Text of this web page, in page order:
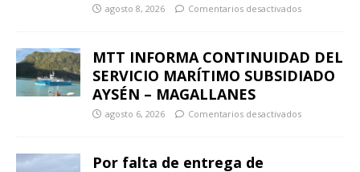
agosto 8, 2026 Comentarios desactivados
MTT INFORMA CONTINUIDAD DEL
SERVICIO MARÍTIMO SUBSIDIADO
AYSÉN – MAGALLANES
agosto 6, 2026 Comentarios desactivados
Por falta de entrega de